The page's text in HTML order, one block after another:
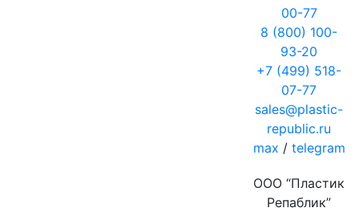
00-77
8 (800) 100-
93-20
+7 (499) 518-
07-77
sales@plastic-
republic.ru
max / telegram
ООО “Пластик
Репаблик”